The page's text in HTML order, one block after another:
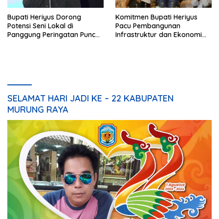
Bupati Heriyus Dorong
Potensi Seni Lokal di
Panggung Peringatan Puncak
Komitmen Bupati Heriyus
Pacu Pembangunan
Infrastruktur dan Ekonomi
SELAMAT HARI JADI KE – 22 KABUPATEN
MURUNG RAYA